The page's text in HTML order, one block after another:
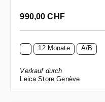
Regulärer Preis:
990,00 CHF
12 Monate A/B
Verkauf durch
Leica Store Genève